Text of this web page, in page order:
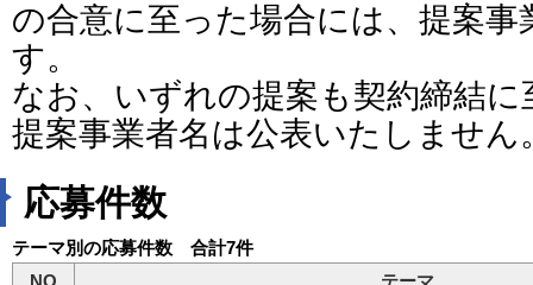
の合意に至った場合には、提案
す。
なお、いずれの提案も契約締結
提案事業者名は公表いたしません
応募件数
テーマ別の応募件数 合計7件
NO
テーマ